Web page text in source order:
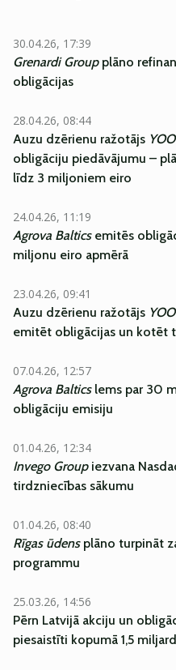
30.04.26, 17:39
Grenardi Groupplāno
obligācijas
28.04.26, 08:44
Auzu dzērienu ražotājs
obligāciju piedāvājumu –
līdz 3 miljoniem eiro
24.04.26, 11:19
Agrova Balticsemitēs
miljonu eiro apmērā
23.04.26, 09:41
Auzu dzērienu ražotājs
emitēt obligācijas un kotēt
07.04.26, 12:57
Agrova Baltics lems par 30
obligāciju emisiju
01.04.26, 12:34
Invego Groupiezvana
tirdzniecības sākumu
01.04.26, 08:40
Rīgas ūdensplāno turpināt
programmu
25.03.26, 14:56
Pērn Latvijā akciju un
piesaistīti kopumā 1,5